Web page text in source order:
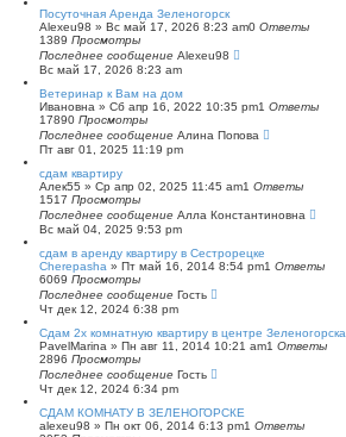
Посуточная Аренда Зеленогорск
Alexeu98 » Вс май 17, 2026 8:23 am0 Ответы
1389 Просмотры
Последнее сообщение Alexeu98
Вс май 17, 2026 8:23 am
Ветеринар к Вам на дом
Ивановна » Сб апр 16, 2022 10:35 pm1 Ответы
17890 Просмотры
Последнее сообщение Алина Попова
Пт авг 01, 2025 11:19 pm
сдам квартиру
Алек55 » Ср апр 02, 2025 11:45 am1 Ответы
1517 Просмотры
Последнее сообщение Алла Константиновна
Вс май 04, 2025 9:53 pm
сдам в аренду квартиру в Сестрорецке
Cherepasha » Пт май 16, 2014 8:54 pm1 Ответы
6069 Просмотры
Последнее сообщение Гость
Чт дек 12, 2024 6:38 pm
Сдам 2х комнатную квартиру в центре Зеленогорска
PavelMarina » Пн авг 11, 2014 10:21 am1 Ответы
2896 Просмотры
Последнее сообщение Гость
Чт дек 12, 2024 6:34 pm
СДАМ КОМНАТУ В ЗЕЛЕНОГОРСКЕ
alexeu98 » Пн окт 06, 2014 6:13 pm1 Ответы